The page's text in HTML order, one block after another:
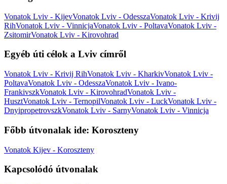
Vonatok Lviv - KijevVonatok Lviv - OdesszaVonatok Lviv - Krivij
RihVonatok Lviv - VinnicjaVonatok Lviv - PoltavaVonatok Lviv -
ZsitomirVonatok Lviv - Kirovohrad
Egyéb úti célok a Lviv címről
Vonatok Lviv - Krivij RihVonatok Lviv - KharkivVonatok Lviv -
PoltavaVonatok Lviv - OdesszaVonatok Lviv - Ivano-
FrankivszkVonatok Lviv - KirovohradVonatok Lviv -
HusztVonatok Lviv - TernopilVonatok Lviv - LuckVonatok Lviv -
DnyipropetrovszkVonatok Lviv - SarnyVonatok Lviv - Vinnicja
Főbb útvonalak ide: Koroszteny
Vonatok Kijev - Koroszteny
Kapcsolódó útvonalak